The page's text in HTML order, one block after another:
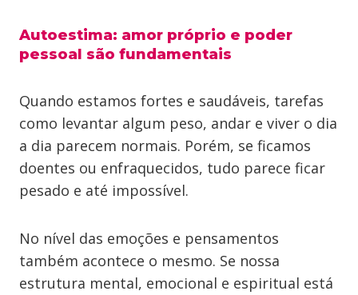
Autoestima: amor próprio e poder
pessoal são fundamentais
Quando estamos fortes e saudáveis, tarefas
como levantar algum peso, andar e viver o dia
a dia parecem normais. Porém, se ficamos
doentes ou enfraquecidos, tudo parece ficar
pesado e até impossível.
No nível das emoções e pensamentos
também acontece o mesmo. Se nossa
estrutura mental, emocional e espiritual está